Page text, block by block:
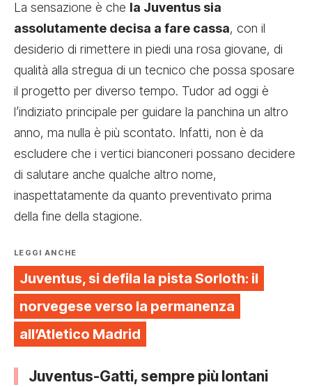
La sensazione è che la Juventus sia
assolutamente decisa a fare cassa, con il
desiderio di rimettere in piedi una rosa giovane, di
qualità alla stregua di un tecnico che possa sposare
il progetto per diverso tempo. Tudor ad oggi è
l’indiziato principale per guidare la panchina un altro
anno, ma nulla è più scontato. Infatti, non è da
escludere che i vertici bianconeri possano decidere
di salutare anche qualche altro nome,
inaspettatamente da quanto preventivato prima
della fine della stagione.
LEGGI ANCHE
Juventus, si defila la pista Sorloth: il
norvegese verso la permanenza
all’Atletico Madrid
Juventus-Gatti, sempre più lontani